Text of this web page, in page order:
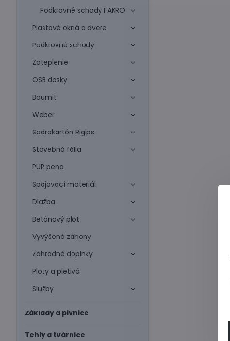
Podkrovné schody FAKRO
Plastové okná a dvere
Podkrovné schody
Zateplenie
OSB dosky
Baumit
Weber
Sadrokartón Rigips
Stavebná fólia
PUR pena
Spojovací materiál
Dlažba
Betónový plot
Vyvýšené záhony
Záhradné doplnky
Ploty a pletivá
Služby
Základy a pivnice
Tehly a tvárnice